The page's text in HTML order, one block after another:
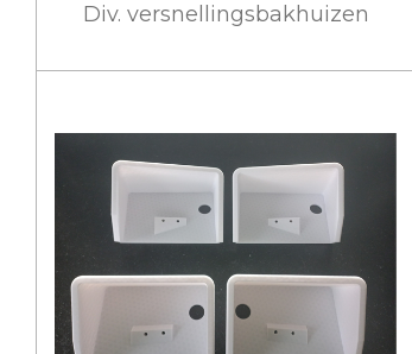
Div. versnellingsbakhuizen